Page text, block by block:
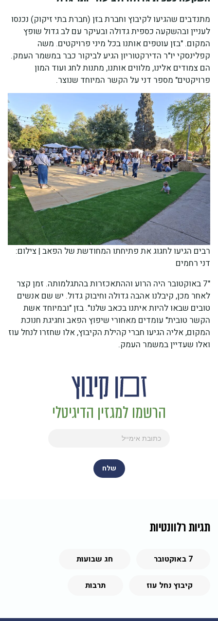
מתנדבים שהגיעו לקיבוץ וחברת בזן (חברת בתי זיקוק) נכנסו
לעניין ובהשקעה כספית גדולה ובעיקר עם לב גדול שופץ
המקום. "בזן עוטפים אותנו בכל מיני פרויקטים. משה
קפלינסקי יו"ר הדירקטוריון הגיע לביקור כבר במשמר העמק.
הם צמודים אלינו, מלווים אותנו, מתנות לחג ועוד המון
פרויקטים" מספר דני על הקשר המיוחד שנוצר.
רבים הגיעו לחגוג את פתיחתו המחודשת של הפאב | צילום:
דני רחמים
"7 באוקטובר היה הרוע וההתאכזרות בהתגלמותה. זמן קצר
לאחר מכן, קיבלנו אהבה גדולה וחיבוק גדול. יש שם אנשים
טובים שבאו להיות איתנו בכאב שלנו". בזן "ובמיוחד אשת
הקשר טובית" עומדים מאחורי שיפוץ הפאב וחגיגת חנוכת
המקום, אליה הגיעו חברי קהילת הקיבוץ, אלו שחזרו לנחל עוז
ואלו שעדיין במשמר העמק.
הרשמו למגזין הדיגיטלי
תגיות רלוונטיות
7 באוקטובר חג שבועות
קיבוץ נחל עוז תרבות